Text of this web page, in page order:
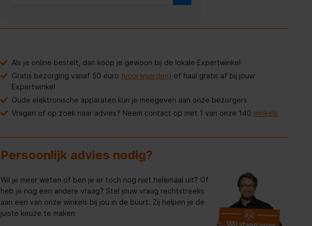
Als je online bestelt, dan koop je gewoon bij de lokale Expertwinkel
Gratis bezorging vanaf 50 euro (voorwaarden) of haal gratis af bij jouw
Expertwinkel
Oude elektronische apparaten kun je meegeven aan onze bezorgers
Vragen of op zoek naar advies? Neem contact op met 1 van onze 140 winkels
Persoonlijk advies nodig?
Wil je meer weten of ben je er toch nog niet helemaal uit? Of
heb je nog een andere vraag? Stel jouw vraag rechtstreeks
aan een van onze winkels bij jou in de buurt. Zij helpen je de
juiste keuze te maken